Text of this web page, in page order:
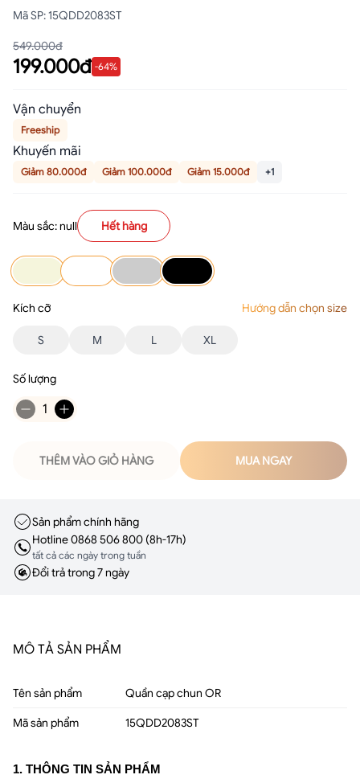
Mã SP:15QDD2083ST
549.000đ
199.000đ -64%
Vận chuyển
Freeship
Khuyến mãi
Giảm 80.000đ Giảm 100.000đ Giảm 15.000đ +1
Màu sắc: null Hết hàng
Kích cỡ Hướng dẫn chọn size
S M L XL
Số lượng
1
THÊM VÀO GIỎ HÀNG MUA NGAY
Sản phẩm chính hãng
Hotline 0868 506 800 (8h-17h)
tất cả các ngày trong tuần
Đổi trả trong 7 ngày
MÔ TẢ SẢN PHẨM
Tên sản phẩm Quần cạp chun OR
Mã sản phẩm 15QDD2083ST
1. THÔNG TIN SẢN PHẨM